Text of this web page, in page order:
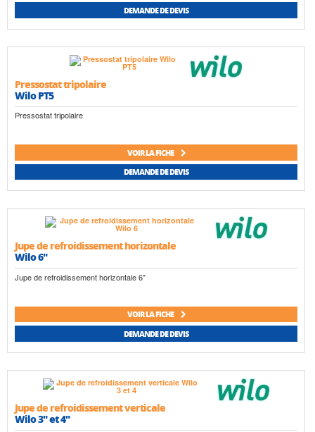
DEMANDE DE DEVIS
Pressostat tripolaire
Wilo PT5
Pressostat tripolaire
VOIR LA FICHE
DEMANDE DE DEVIS
Jupe de refroidissement horizontale
Wilo 6"
Jupe de refroidissement horizontale 6"
VOIR LA FICHE
DEMANDE DE DEVIS
Jupe de refroidissement verticale
Wilo 3" et 4"